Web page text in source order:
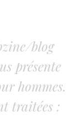
blog
présente
hommes.
traitées :